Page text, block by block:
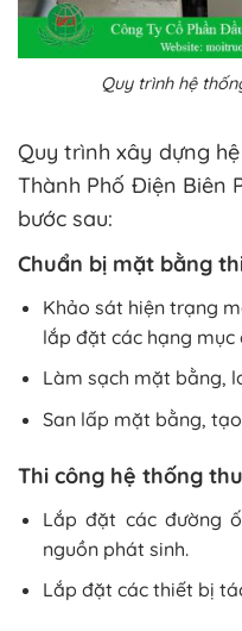
Quy trình hệ
Quy trình xây dựng
Thành Phố Điện Biên
bước sau:
Chuẩn bị mặt bằng
Khảo sát hiện trạng
lắp đặt các hạng mục
Làm sạch mặt bằng,
San lấp mặt bằng,
Thi công hệ thống
Lắp đặt các đường
nguồn phát sinh.
Lắp đặt các thiết bị